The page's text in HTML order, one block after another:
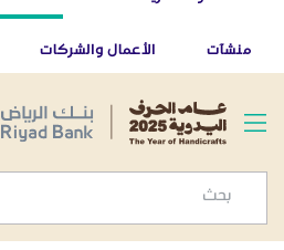
أخبار صحفية -
تطبيق بنك الرياض
منشآت الأعمال والشركات